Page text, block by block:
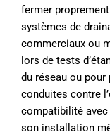
fermer
systèmes de
commerciaux ou
lors de tests
du réseau ou pour
conduites contre
compatibilité avec
son installation